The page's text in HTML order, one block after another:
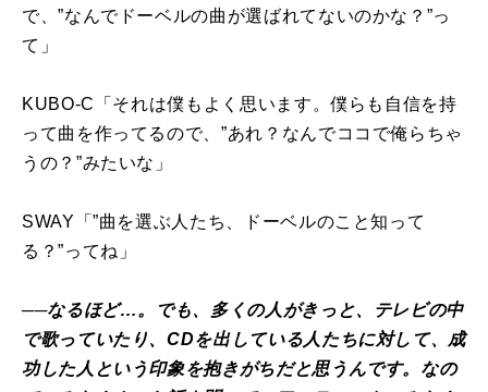
で、”なんでドーベルの曲が選ばれてないのかな？”っ
て」
KUBO-C「それは僕もよく思います。僕らも自信を持
って曲を作ってるので、”あれ？なんでココで俺らちゃ
うの？”みたいな」
SWAY「”曲を選ぶ人たち、ドーベルのこと知って
る？”ってね」
──なるほど…。でも、多くの人がきっと、テレビの中
で歌っていたり、CDを出している人たちに対して、成
功した人という印象を抱きがちだと思うんです。なの